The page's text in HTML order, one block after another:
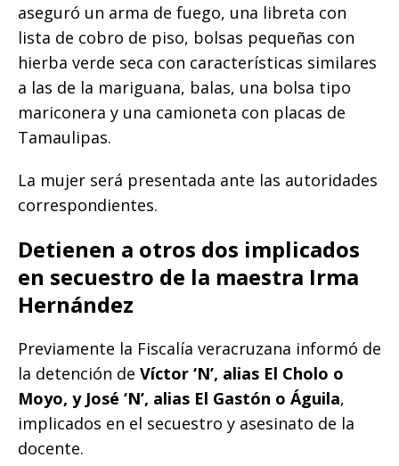
aseguró un arma de fuego, una libreta con
lista de cobro de piso, bolsas pequeñas con
hierba verde seca con características similares
a las de la mariguana, balas, una bolsa tipo
mariconera y una camioneta con placas de
Tamaulipas.
La mujer será presentada ante las autoridades
correspondientes.
Detienen a otros dos implicados
en secuestro de la maestra Irma
Hernández
Previamente la Fiscalía veracruzana informó de
la detención de Víctor ‘N’, alias El Cholo o
Moyo, y José ‘N’, alias El Gastón o Águila,
implicados en el secuestro y asesinato de la
docente.